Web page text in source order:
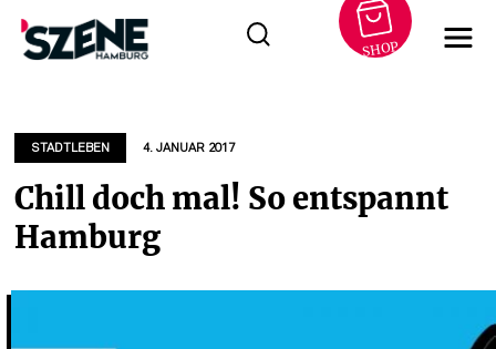
springen
SHOP
STADTLEBEN 4. JANUAR 2017
Chill doch mal! So entspannt
Hamburg